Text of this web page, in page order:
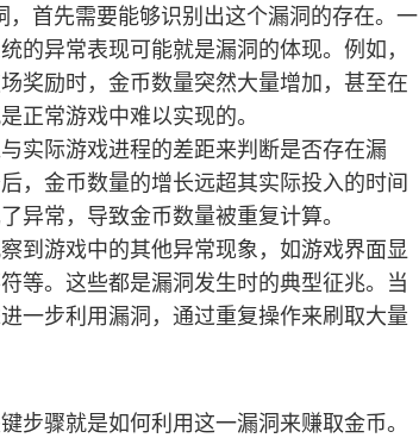
首先需要能够识别出这个漏洞的存在。一
的异常表现可能就是漏洞的体现。例如，
奖励时，金币数量突然大量增加，甚至在
正常游戏中难以实现的。
实际游戏进程的差距来判断是否存在漏
，金币数量的增长远超其实际投入的时间
异常，导致金币数量被重复计算。
到游戏中的其他异常现象，如游戏界面显
等。这些都是漏洞发生时的典型征兆。当
一步利用漏洞，通过重复操作来刷取大量
步骤就是如何利用这一漏洞来赚取金币。